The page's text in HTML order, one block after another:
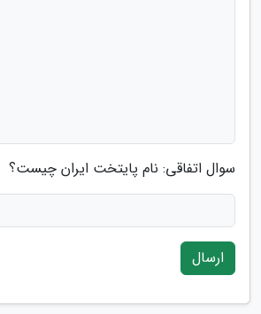
سوال اتفاقی: نام پایتخت ایران چیست؟
ارسال